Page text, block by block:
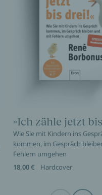
»Ich zähle jetzt
Wie Sie mit Kindern ins
kommen, im Gespräch
Fehlern umgehen
18,00 €
Hardcover